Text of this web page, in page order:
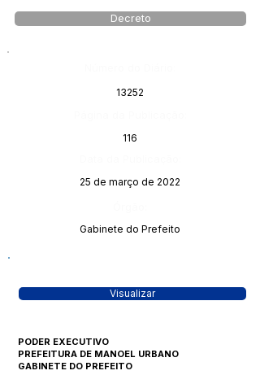
Decreto
13252
116
25 de março de 2022
Gabinete do Prefeito
Visualizar
PODER EXECUTIVO
PREFEITURA DE MANOEL URBANO
GABINETE DO PREFEITO